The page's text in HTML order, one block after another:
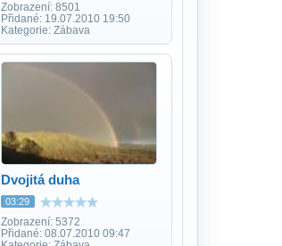
Zobrazení: 8501
Přidané: 19.07.2010 19:50
Kategorie: Zábava
Dvojitá duha
03:29
Zobrazení: 5372
Přidané: 08.07.2010 09:47